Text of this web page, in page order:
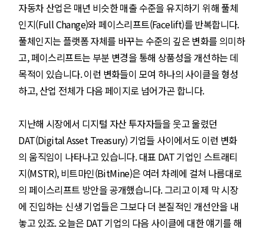
자동차 산업은 매년 비슷한 매출 수준을 유지하기 위해 풀체
인지(Full Change)와 페이스리프트(Facelift)를 반복합니다.
풀체인지는 플랫폼 자체를 바꾸는 수준의 깊은 변화를 의미하
고, 페이스리프트는 부분 변경을 통해 상품성을 개선하는 데
목적이 있습니다. 이런 변화들이 모여 하나의 사이클을 형성
하고, 산업 전체가 다음 페이지로 넘어가곤 합니다.
지난해 시장에서 디지털 자산 투자자들을 웃고 울렸던
DAT(Digital Asset Treasury) 기업들 사이에서도 이런 변화
의 움직임이 나타나고 있습니다. 대표 DAT 기업인 스트래티
지(MSTR), 비트마인(BitMine)은 여러 차례에 걸쳐 나름대로
의 페이스리프트 방안을 공개했습니다. 그리고 이제 막 시장
에 진입하는 신생 기업들은 그보다 더 본질적인 개선안을 내
놓고 있죠. 오늘은 DAT 기업의 다음 사이클에 대한 얘기를 해